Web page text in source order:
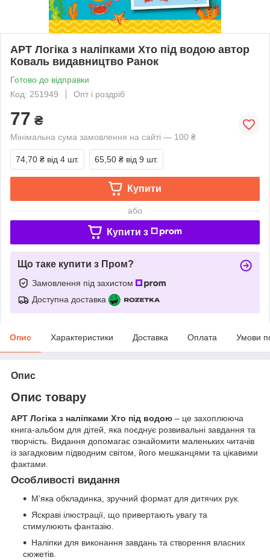
АРТ Логіка з наліпками Хто під водою автор
Коваль видавництво Ранок
Готово до відправки
Код: 251949
Опт і роздріб
77 ₴
Мінімальна сума замовлення на сайті — 100 ₴
74,70 ₴ від 4 шт. 65,50 ₴ від 9 шт.
Купити
або
Купити з
Що таке купити з Пром?
Замовлення під захистом
Доступна доставка
Опис Характеристики Доставка Оплата Умови
Опис
Опис товару
АРТ Логіка з наліпками Хто під водою – це захоплююча
книга-альбом для дітей, яка поєднує розвивальні завдання та
творчість. Видання допомагає ознайомити маленьких читачів
із загадковим підводним світом, його мешканцями та цікавими
фактами.
Особливості видання
М’яка обкладинка, зручний формат для дитячих рук.
Яскраві ілюстрації, що привертають увагу та
стимулюють фантазію.
Наліпки для виконання завдань та створення власних
сюжетів.